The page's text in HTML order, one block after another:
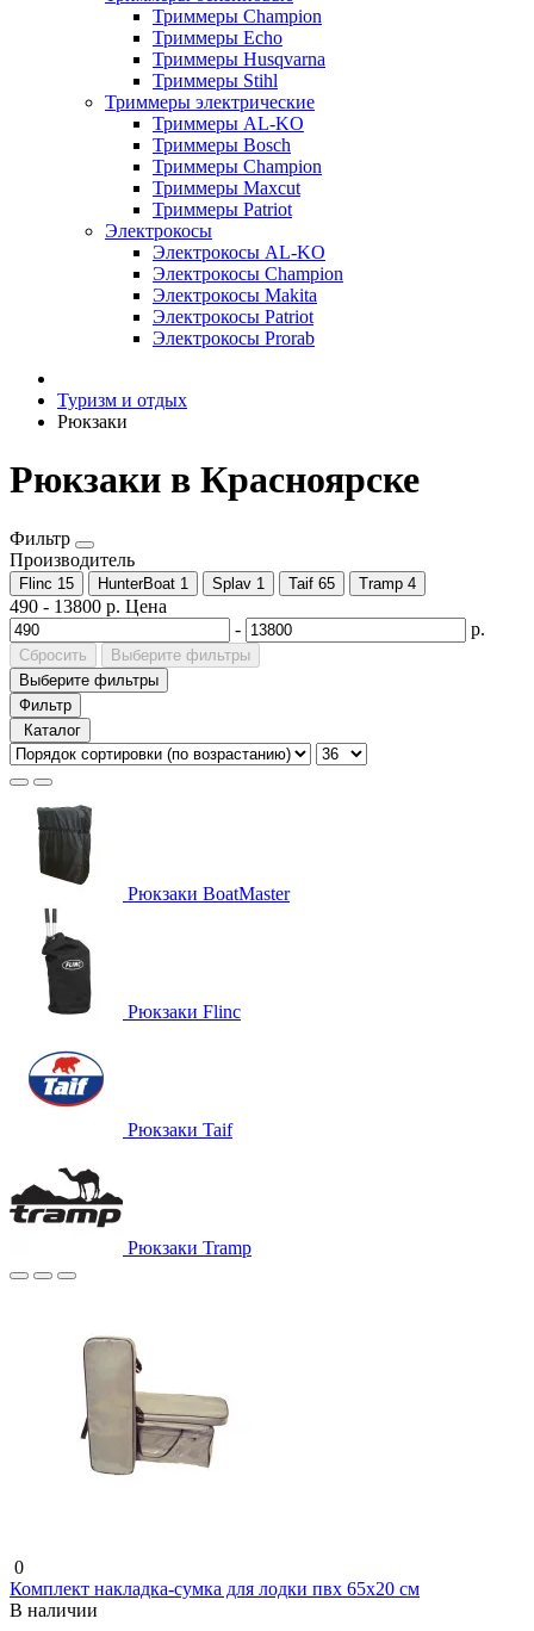
Триммеры Champion
Триммеры Echo
Триммеры Husqvarna
Триммеры Stihl
Триммеры электрические
Триммеры AL-KO
Триммеры Bosch
Триммеры Champion
Триммеры Maxcut
Триммеры Patriot
Электрокосы
Электрокосы AL-KO
Электрокосы Champion
Электрокосы Makita
Электрокосы Patriot
Электрокосы Prorab
Туризм и отдых
Рюкзаки
Рюкзаки в Красноярске
Фильтр
Производитель
Flinc 15 HunterBoat 1 Splav 1 Taif 65 Tramp 4
490 - 13800 р. Цена
-
р.
Сбросить
Выберите фильтры
Выберите фильтры
Фильтр
Каталог
Рюкзаки BoatMaster
Рюкзаки Flinc
Рюкзаки Taif
Рюкзаки Tramp
0
Комплект накладка-сумка для лодки пвх 65х20 см
В наличии